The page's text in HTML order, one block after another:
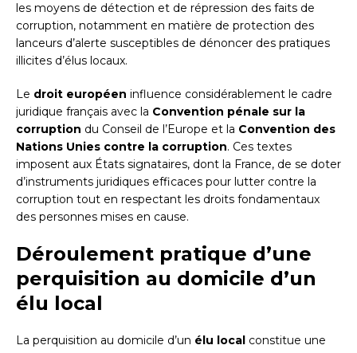
les moyens de détection et de répression des faits de
corruption, notamment en matière de protection des
lanceurs d’alerte susceptibles de dénoncer des pratiques
illicites d’élus locaux.
Le droit européen influence considérablement le cadre
juridique français avec la Convention pénale sur la
corruption du Conseil de l’Europe et la Convention des
Nations Unies contre la corruption. Ces textes
imposent aux États signataires, dont la France, de se doter
d’instruments juridiques efficaces pour lutter contre la
corruption tout en respectant les droits fondamentaux
des personnes mises en cause.
Déroulement pratique d’une
perquisition au domicile d’un
élu local
La perquisition au domicile d’un élu local constitue une